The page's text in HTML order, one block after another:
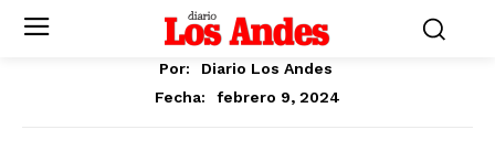
Por:
Diario Los Andes
Fecha:
febrero 9, 2024